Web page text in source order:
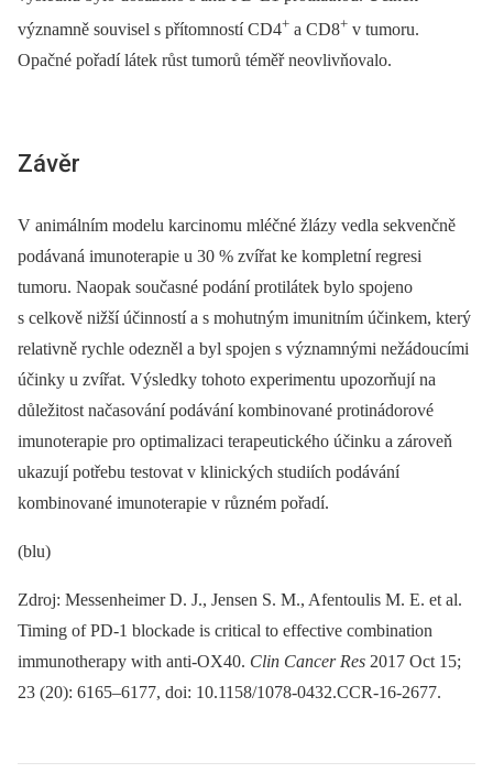
významně souvisel s přítomností CD4+ a CD8+ v tumoru.
Opačné pořadí látek růst tumorů téměř neovlivňovalo.
Závěr
V animálním modelu karcinomu mléčné žlázy vedla sekvenčně
podávaná imunoterapie u 30 % zvířat ke kompletní regresi
tumoru. Naopak současné podání protilátek bylo spojeno
s celkově nižší účinností a s mohutným imunitním účinkem, který
relativně rychle odezněl a byl spojen s významnými nežádoucími
účinky u zvířat. Výsledky tohoto experimentu upozorňují na
důležitost načasování podávání kombinované protinádorové
imunoterapie pro optimalizaci terapeutického účinku a zároveň
ukazují potřebu testovat v klinických studiích podávání
kombinované imunoterapie v různém pořadí.
(blu)
Zdroj: Messenheimer D. J., Jensen S. M., Afentoulis M. E. et al.
Timing of PD-1 blockade is critical to effective combination
immunotherapy with anti-OX40. Clin Cancer Res 2017 Oct 15;
23 (20): 6165–6177, doi: 10.1158/1078-0432.CCR-16-2677.